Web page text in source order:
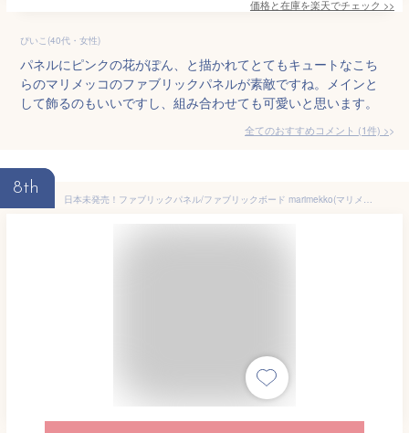
価格と在庫を楽天でチェック >>
ぴいこ(40代・女性)
パネルにピンクの花がぽん、と描かれてとてもキュートなこち
らのマリメッコのファブリックパネルが素敵ですね。メインと
して飾るのもいいですし、組み合わせても可愛いと思います。
全てのおすすめコメント (1件) >
8th
日本未発売！ファブリックパネル/ファブリックボード marimekko(マリメッコ) LUMIMARJA(NBB)・ルミマルヤ[ご注文サイズ：W40×H40×3枚セット]北欧家具・インテリア/人気デザイン